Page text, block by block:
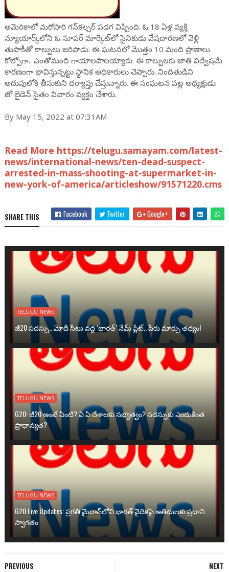
అమెరికాలో మరోసారి గన్‌కల్చర్ పడగ విప్పింది. ఓ 18 ఏళ్ల వ్యక్తి
న్యూయార్క్‌లోని ఓ సూపర్ మార్కెట్‌లో సైనికుడు వేషదారణలో వెళ్లి
తుపాకీతో కాల్పులు జరిపాడు. ఈ ఘటనలో మొత్తం 10 మంది ప్రాణాలు
కోల్పోగా.. ఎంతోమంది గాయాలపాలయ్యారు. ఈ కాల్పులకు జాతి విద్వేషమే
కారణంగా భావిస్తున్నట్టు స్థానిక అధికారులు చెప్పారు. నిందితుడిని
అదుపులోకి తీసుకుని దర్యాప్తు చేస్తున్నారు. ఈ సంఘటన పట్ల అధ్యక్షుడు
జో బైడెన్ సైతం విచారం వ్యక్తం చేశారు.
By May 15, 2022 at 07:31AM
Read More https://telugu.samayam.com/latest-
news/international-news/ten-dead-suspect-
arrested-in-mass-shooting-at-supermarket-in-
new-york-of-america/articleshow/91571220.cms
SHARE THIS Facebook Twitter Google+
TELUGU NEWS
జీ20 సదస్సు.. మోదీ సీటు వద్ద ‘భారత్’ నేమ్ ప్లేట్‌.. పేరు మార్పు తథ్యం!
TELUGU NEWS
G20: జీ20 అంటే ఏంటి? ఏ ఏ దేశాలకు సభ్యత్వం? సదస్సుకు ఎందుకింత
ప్రాధాన్యత?
TELUGU NEWS
G20 Live Updates: ప్రగతి మైదాన్‌లోని భారత్ వైదికపై అతిథులకు ప్రధాని
స్వాగతం
NEXT
PREVIOUS